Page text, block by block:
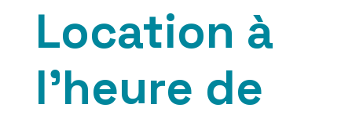
Location à
l’heure de